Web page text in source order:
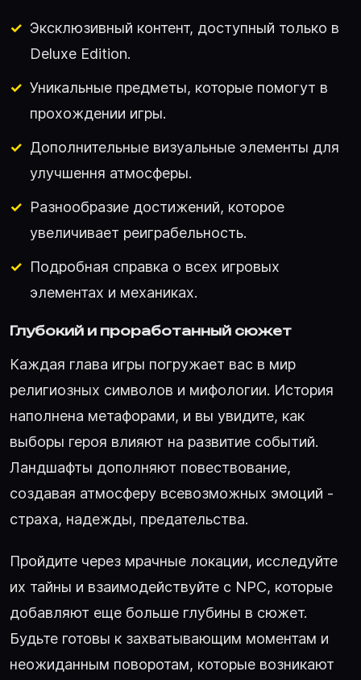
Эксклюзивный контент, доступный только в
Deluxe Edition.
Уникальные предметы, которые помогут в
прохождении игры.
Дополнительные визуальные элементы для
улучшення атмосферы.
Разнообразие достижений, которое
увеличивает реиграбельность.
Подробная справка о всех игровых
элементах и механиках.
Глубокий и проработанный сюжет
Каждая глава игры погружает вас в мир
религиозных символов и мифологии. История
наполнена метафорами, и вы увидите, как
выборы героя влияют на развитие событий.
Ландшафты дополняют повествование,
создавая атмосферу всевозможных эмоций -
страха, надежды, предательства.
Пройдите через мрачные локации, исследуйте
их тайны и взаимодействуйте с NPC, которые
добавляют еще больше глубины в сюжет.
Будьте готовы к захватывающим моментам и
неожиданным поворотам, которые возникают